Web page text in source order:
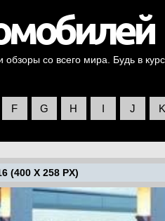
со всего мира. Будь в
F G H I J K
(400 X 258 PX)